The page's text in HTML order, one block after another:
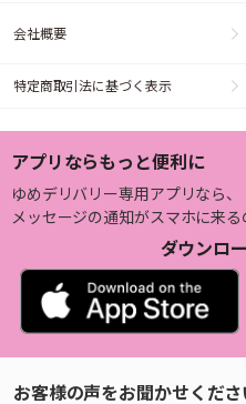
会社概要
特定商取引法に基づく表示
アプリならもっと便利に
ゆめデリバリー専用アプリなら、
メッセージの通知がスマホに来る
ダウンロ
お客様の声をお聞かせくださ